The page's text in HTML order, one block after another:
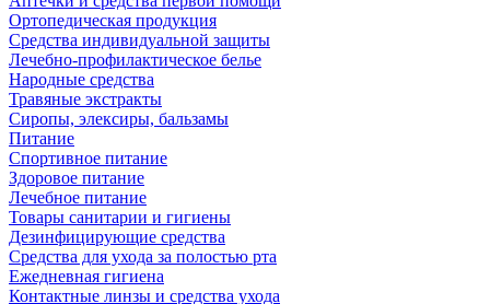
Ортопедическая продукция
Средства индивидуальной защиты
Лечебно-профилактическое белье
Народные средства
Травяные экстракты
Сиропы, элексиры, бальзамы
Питание
Спортивное питание
Здоровое питание
Лечебное питание
Товары санитарии и гигиены
Дезинфицирующие средства
Средства для ухода за полостью рта
Ежедневная гигиена
Контактные линзы и средства ухода